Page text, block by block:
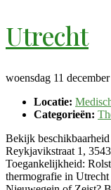
Utrecht
woensdag 11
Locatie:
Categorieën:
Bekijk
Reykjavikstraat 1,
Toegankelijkheid:
thermografie in